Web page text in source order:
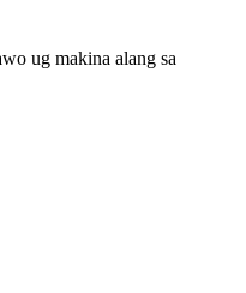
ug makina alang sa